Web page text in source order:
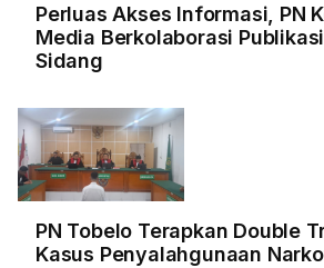
Perluas Akses Informasi, PN
Media Berkolaborasi
Sidang
PN Tobelo Terapkan Double
Kasus Penyalahgunaan